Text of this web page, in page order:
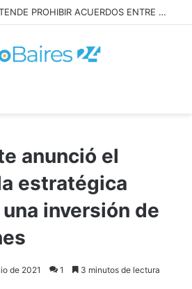
¡GRAVE! EEUU PRETENDE PROHIBIR ACUERDOS ENTRE CHINA Y UNA COOPERATIVA EN NEUQUÉN
anunció el
estratégica
inversión de
de 2021 1 3 minutos de lectura